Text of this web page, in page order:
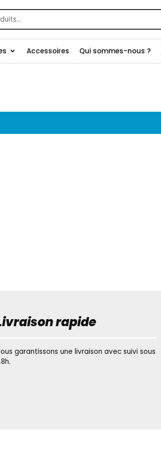
Accessoires Qui sommes-nous ?
rapide
garantissons une livraison avec suivi sous